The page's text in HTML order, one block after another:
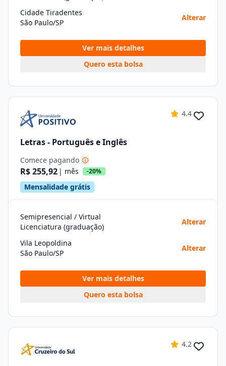
Cidade Tiradentes
São Paulo/SP
Alterar
Ver mais detalhes
Quero esta bolsa
4.4
Letras - Português e Inglês
Comece pagando
R$ 255,92 | mês -20%
Mensalidade grátis
Semipresencial / Virtual
Licenciatura (graduação)
Alterar
Vila Leopoldina
São Paulo/SP
Alterar
Ver mais detalhes
Quero esta bolsa
4.2